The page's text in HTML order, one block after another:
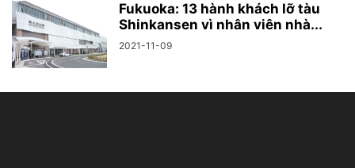
Fukuoka: 13 hành khách lỡ tàu
Shinkansen vì nhân viên nhà...
2021-11-09